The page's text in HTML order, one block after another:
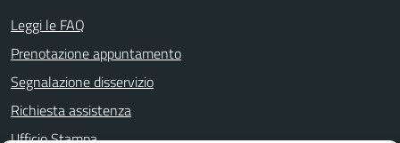
Leggi le FAQ
Prenotazione appuntamento
Segnalazione disservizio
Richiesta assistenza